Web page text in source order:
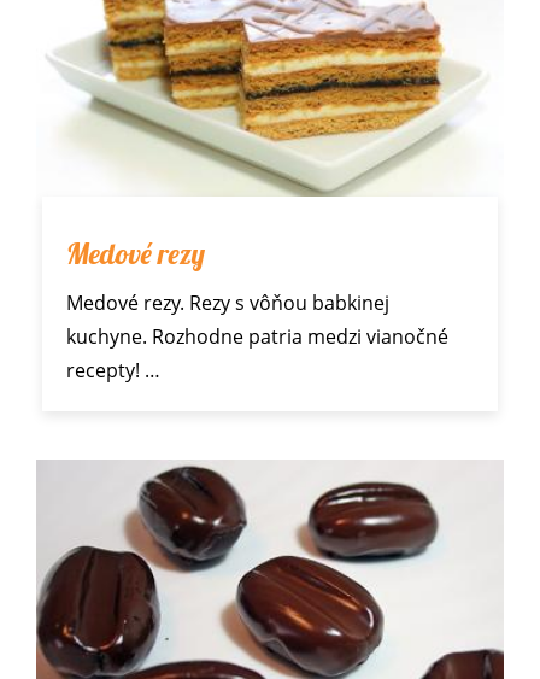
Medové rezy
Medové rezy. Rezy s vôňou babkinej
kuchyne. Rozhodne patria medzi vianočné
recepty! …